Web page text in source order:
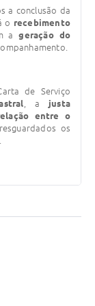
a conclusão da
o recebimento
ageração do
de Serviço
, a justa
entre o
resguardados os